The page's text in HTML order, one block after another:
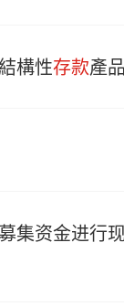
構性存款產
集资金进行